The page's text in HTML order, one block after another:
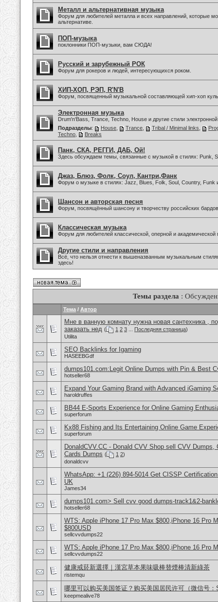
Металл и альтернативная музыка
Форум для любителей металла и всех направлений, которые
альтернативе.
ПОП-музыка
поклонники ПОП-музыки, вам СЮДА!
Русский и зарубежный РОК
Форум для рокеров и людей, интересующихся роком.
ХИП-ХОП, РЭП, R'N'B
Форум, посвященный музыкальной составляющей хип-хоп
Электронная музыка
Drum'n'Bass, Trance, Techno, House и другие стили
Подразделы: House Trance Tribal / Minimal links
Techno
Breaks
Панк, СКА, РЕГГИ, ДАБ, Ой!
Здесь обсуждаем темы, связанные с музыкой в стилях: Punk,
Джаз, Блюз, Фолк, Соул, Кантри,Фанк
Форум о музыке в стилях: Jazz, Blues, Folk, Soul, Country, Funk
Шансон и авторская песня
Форум, посвящённый шансону и творчеству российских
Классическая музыка
Форум для любителей классической, оперной и академической
Другие стили и направления
Всё, что нельзя отнести к вышеназванным музыкальным
здесь!
Темы раздела :
Тема / Автор
Мне в ванную комнату нужна новая сантехника ,
заказать нед ( 1 2 3 Последняя страница)
Utilita
SEO Backlinks for Igaming
HASEEBGdf
dumps101.com:Legit Online Dumps with Pin & Best
hotseller68
Expand Your Gaming Brand with Advanced iGaming
haroldruffes
BB44 E-Sports Experience for Online Gaming
superforum
Kx88 Fishing and Its Entertaining Online Game
superforum
DonaldCVV.CC - Donald CVV Shop sell CVV Dumps,
Cards Dumps ( 1 2)
donaldcvv
WhatsApp: +1 (226) 894-5014​ Get CISSP
UK
James34
dumps101.com> Sell cvv good dumps-track1&2-
hotseller68
WTS: Apple iPhone 17 Pro Max $800,iPhone 16 Pro
$800USD
sellcvvdumps22
WTS: Apple iPhone 17 Pro Max $800,iPhone 16 Pro
sellcvvdumps22
健康戒菸新選擇｜漢宮草本果味吸棒替煙棒清新綠茶
ristemqu
哪里可以购买美国签证？购买美国居民许可（微信号：
keepmealive78